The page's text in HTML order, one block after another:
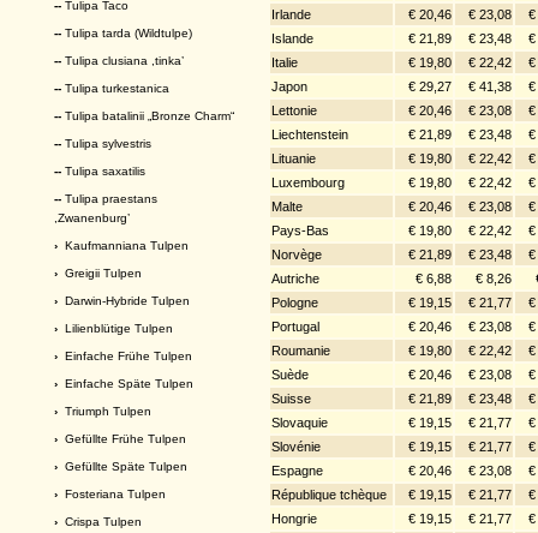
-- Tulipa Taco
-- Tulipa tarda (Wildtulpe)
-- Tulipa clusiana ,tinka’
-- Tulipa turkestanica
-- Tulipa batalinii „Bronze Charm“
-- Tulipa sylvestris
-- Tulipa saxatilis
-- Tulipa praestans
,Zwanenburg’
› Kaufmanniana Tulpen
› Greigii Tulpen
› Darwin-Hybride Tulpen
› Lilienblütige Tulpen
› Einfache Frühe Tulpen
› Einfache Späte Tulpen
› Triumph Tulpen
› Gefüllte Frühe Tulpen
› Gefüllte Späte Tulpen
› Fosteriana Tulpen
› Crispa Tulpen
Irlande
€ 20,46 € 23,08
€
Islande
€ 21,89 € 23,48
€
Italie
€ 19,80 € 22,42
€
Japon
€ 29,27 € 41,38
€
Lettonie
€ 20,46 € 23,08
€
Liechtenstein
€ 21,89 € 23,48
€
Lituanie
€ 19,80 € 22,42
€
Luxembourg
€ 19,80 € 22,42
€
Malte
€ 20,46 € 23,08
€
Pays-Bas
€ 19,80 € 22,42
€
Norvège
€ 21,89 € 23,48
€
Autriche
€ 6,88 € 8,26
Pologne
€ 19,15 € 21,77
€
Portugal
€ 20,46 € 23,08
€
Roumanie
€ 19,80 € 22,42
€
Suède
€ 20,46 € 23,08
€
Suisse
€ 21,89 € 23,48
€
Slovaquie
€ 19,15 € 21,77
€
Slovénie
€ 19,15 € 21,77
€
Espagne
€ 20,46 € 23,08
€
République tchèque
€ 19,15 € 21,77
€
Hongrie
€ 19,15 € 21,77
€